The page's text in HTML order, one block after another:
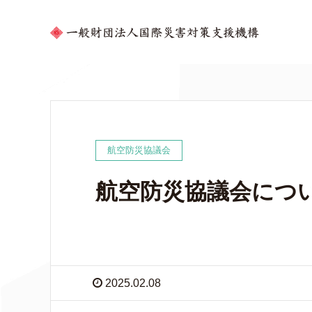
航空防災協議会
航空防災協議会につ
2025.02.08